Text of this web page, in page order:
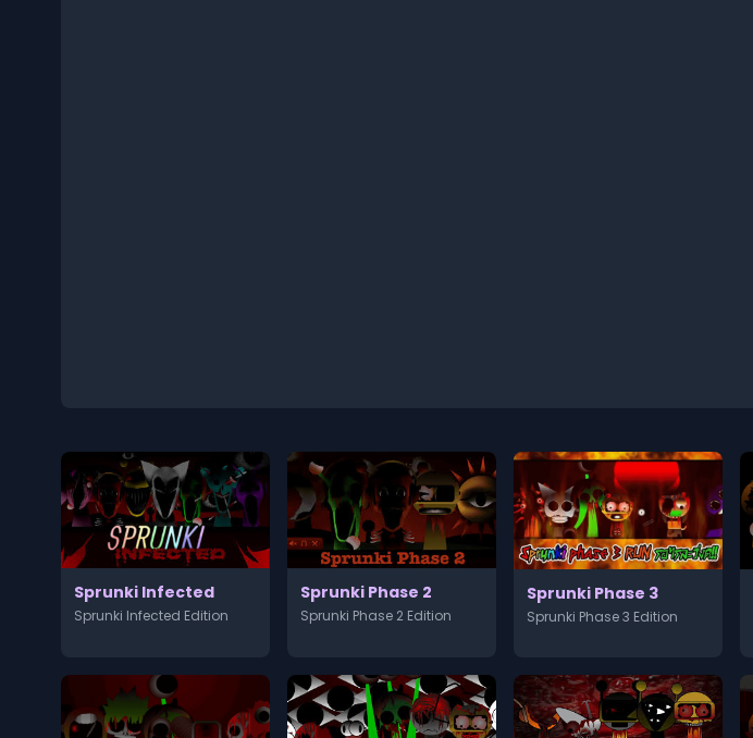
Sprunki Infected
Sprunki Infected Edition
Sprunki Phase 2
Sprunki Phase 2 Edition
Sprunki Phase 3
Sprunki Phase 3 Edition